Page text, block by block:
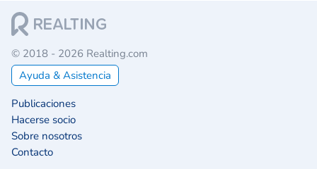
© 2018 - 2026 Realting.com
Ayuda & Asistencia
Publicaciones
Hacerse socio
Sobre nosotros
Contacto